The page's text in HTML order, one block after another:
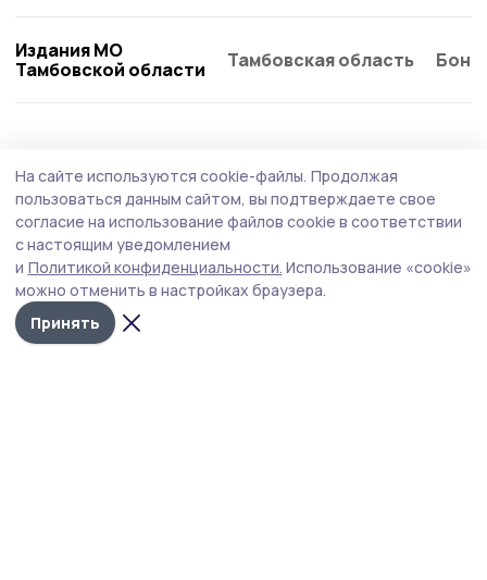
Издания МО
Тамбовской области
Тамбовская область
В ближайшие дни в Жердевке сохранится
тёплая погода
Как лучше планировать дела на этой неделе с учётом
атмосферного давления, геомагнитной обстановки и
активности пыльцы.
На сайте используются cookie-файлы. Продолжая
пользоваться данным сайтом, вы подтверждаете свое
согласие на использование файлов cookie в соответствии
с настоящим уведомлением
и Политикой конфиденциальности. Использование «cookie»
можно отменить в настройках браузера.
Принять